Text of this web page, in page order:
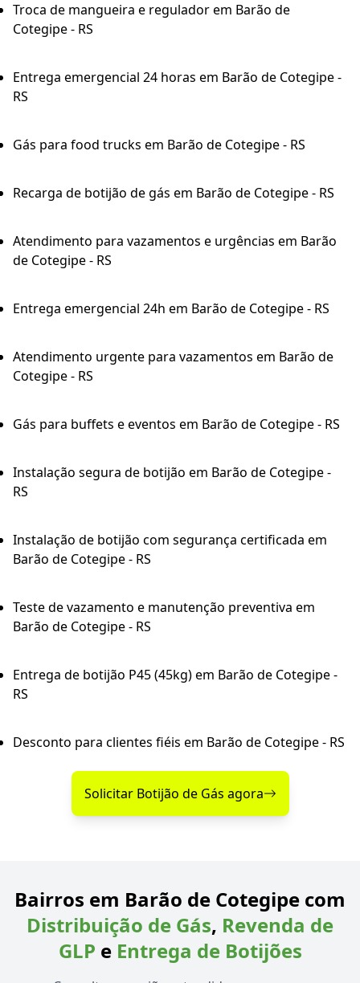
Troca de mangueira e regulador em Barão de
Cotegipe - RS
Entrega emergencial 24 horas em Barão de Cotegipe -
RS
Gás para food trucks em Barão de Cotegipe - RS
Recarga de botijão de gás em Barão de Cotegipe - RS
Atendimento para vazamentos e urgências em Barão
de Cotegipe - RS
Entrega emergencial 24h em Barão de Cotegipe - RS
Atendimento urgente para vazamentos em Barão de
Cotegipe - RS
Gás para buffets e eventos em Barão de Cotegipe - RS
Instalação segura de botijão em Barão de Cotegipe -
RS
Instalação de botijão com segurança certificada em
Barão de Cotegipe - RS
Teste de vazamento e manutenção preventiva em
Barão de Cotegipe - RS
Entrega de botijão P45 (45kg) em Barão de Cotegipe -
RS
Desconto para clientes fiéis em Barão de Cotegipe - RS
Solicitar Botijão de Gás agora
Bairros em Barão de Cotegipe com
Distribuição de Gás, Revenda de
GLP e Entrega de Botijões